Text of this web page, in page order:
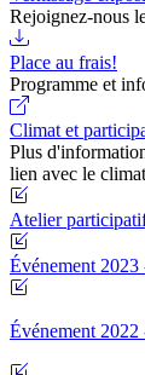
Rejoignez-nous
Place au frais!
Programme et
Climat et
Plus
lien avec le climat
Atelier
Événement 2023
Événement 2022